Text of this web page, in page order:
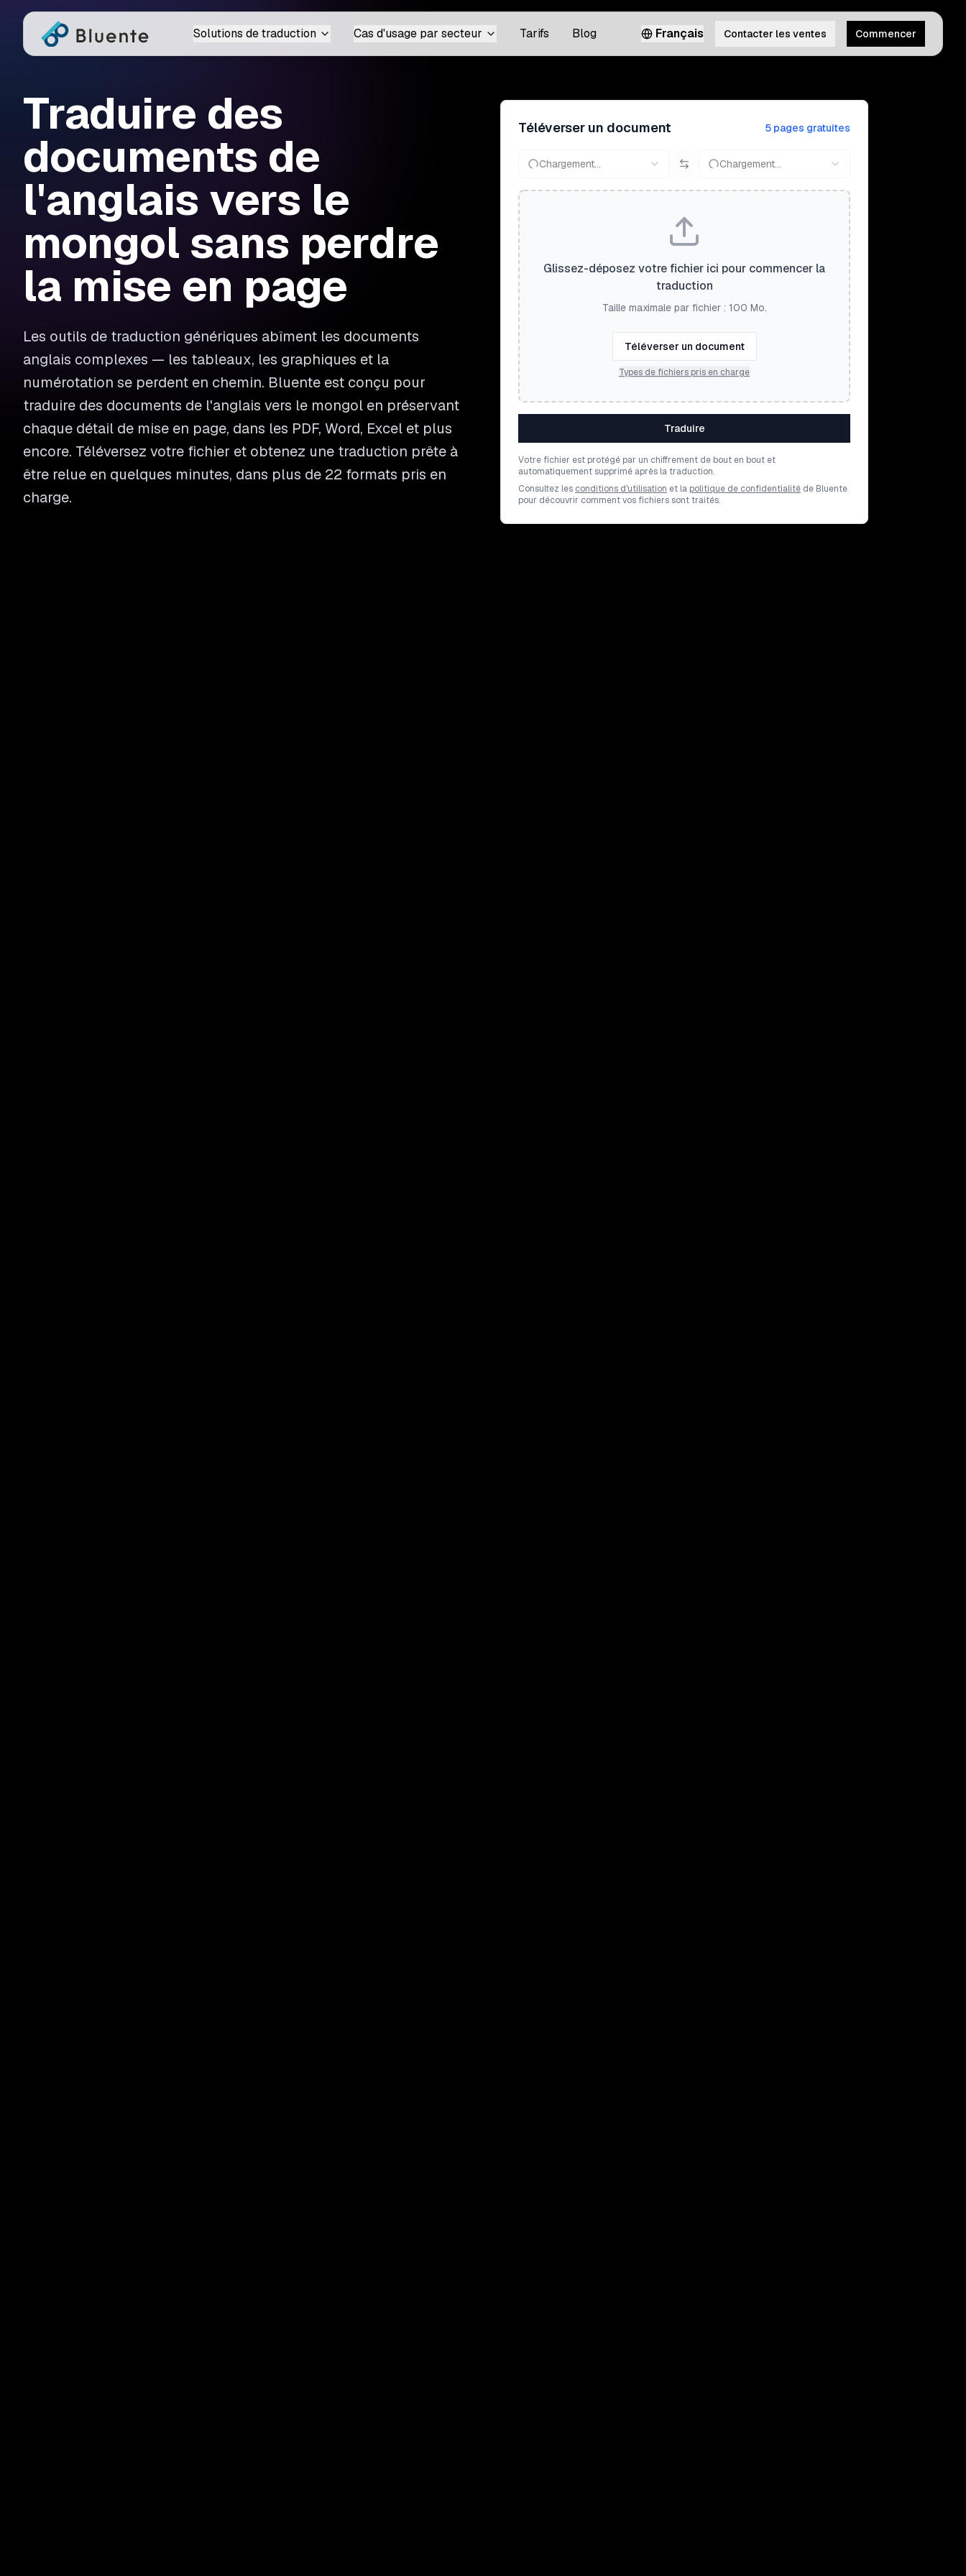
Solutions de traduction Cas d'usage par secteur Tarifs Blog Français Contacter les ventes Commencer
Traduire des
documents de
l'anglais vers le
mongol sans perdre
la mise en page
Les outils de traduction génériques abîment les documents
anglais complexes — les tableaux, les graphiques et la
numérotation se perdent en chemin. Bluente est conçu pour
traduire des documents de l'anglais vers le mongol en préservant
chaque détail de mise en page, dans les PDF, Word, Excel et plus
encore. Téléversez votre fichier et obtenez une traduction prête à
être relue en quelques minutes, dans plus de 22 formats pris en
charge.
Téléverser un document 5 pages gratuites
Chargement... Chargement...
Glissez-déposez votre fichier ici pour commencer la
traduction
Taille maximale par fichier : 100 Mo.
Téléverser un document
Types de fichiers pris en charge
Traduire
Votre fichier est protégé par un chiffrement de bout en bout et
automatiquement supprimé après la traduction.
Consultez les conditions d'utilisation et la politique de confidentialité de Bluente
pour découvrir comment vos fichiers sont traités.